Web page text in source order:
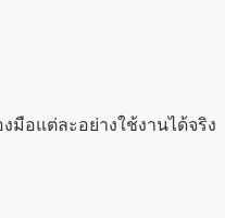
มือแต่ละอย่างใช้งานได้จริง